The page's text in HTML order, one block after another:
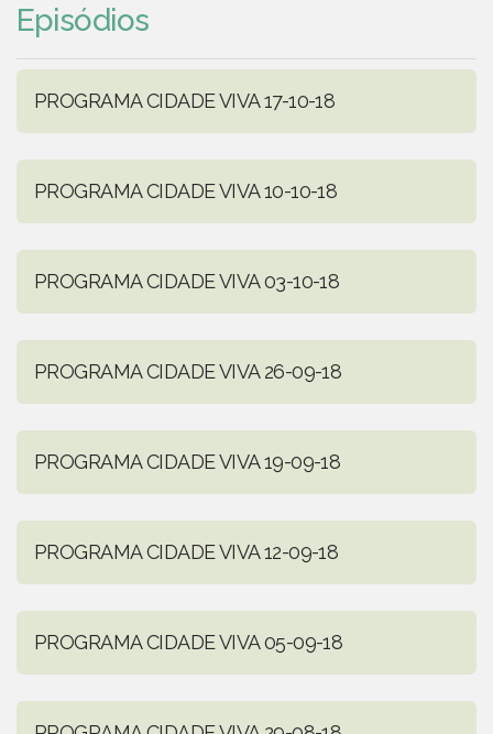
Episódios
PROGRAMA CIDADE VIVA 17-10-18
PROGRAMA CIDADE VIVA 10-10-18
PROGRAMA CIDADE VIVA 03-10-18
PROGRAMA CIDADE VIVA 26-09-18
PROGRAMA CIDADE VIVA 19-09-18
PROGRAMA CIDADE VIVA 12-09-18
PROGRAMA CIDADE VIVA 05-09-18